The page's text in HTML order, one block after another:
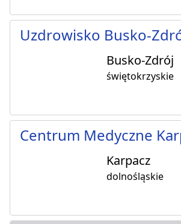
Uzdrowisko Busko-
Busko-Zdrój
świętokrzyskie
Centrum Medyczne
Karpacz
dolnośląskie